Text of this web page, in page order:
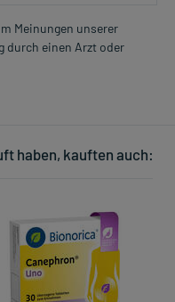
Meinungen unserer
durch einen Arzt oder
haben, kauften auch: